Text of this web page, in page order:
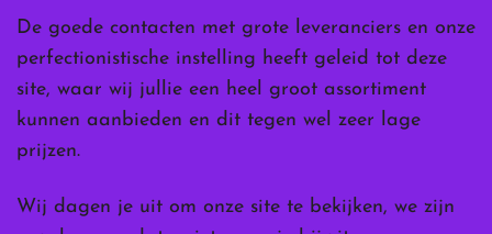
De goede contacten met grote leveranciers en onze
perfectionistische instelling heeft geleid tot deze
site, waar wij jullie een heel groot assortiment
kunnen aanbieden en dit tegen wel zeer lage
prijzen.
Wij dagen je uit om onze site te bekijken, we zijn